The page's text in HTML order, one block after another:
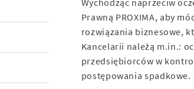
Wychodząc naprzeciw
Prawną PROXIMA, aby
rozwiązania biznesowe,
Kancelarii należą m.in.:
przedsiębiorców w
postępowania spadkowe.